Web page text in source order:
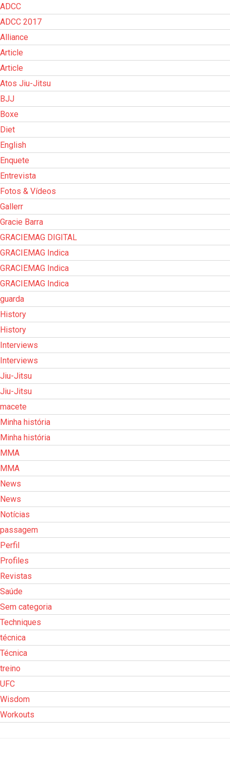
ADCC
ADCC 2017
Alliance
Article
Article
Atos Jiu-Jitsu
BJJ
Boxe
Diet
English
Enquete
Entrevista
Fotos & Vídeos
Gallerr
Gracie Barra
GRACIEMAG DIGITAL
GRACIEMAG Indica
GRACIEMAG Indica
GRACIEMAG Indica
guarda
History
History
Interviews
Interviews
Jiu-Jitsu
Jiu-Jitsu
macete
Minha história
Minha história
MMA
MMA
News
News
Notícias
passagem
Perfil
Profiles
Revistas
Saúde
Sem categoria
Techniques
técnica
Técnica
treino
UFC
Wisdom
Workouts